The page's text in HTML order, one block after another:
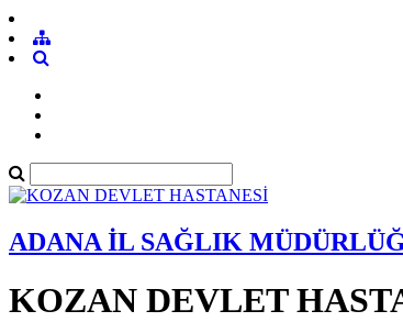
ADANA İL SAĞLIK
KOZAN DEVLET